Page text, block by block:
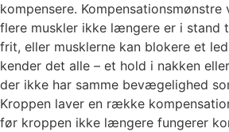
kompensere.
flere muskler ikke længere er i stand
frit, eller musklerne kan blokere et
kender det alle – et hold i nakken
der ikke har samme bevægelighed
Kroppen laver en række
før kroppen ikke længere fungerer